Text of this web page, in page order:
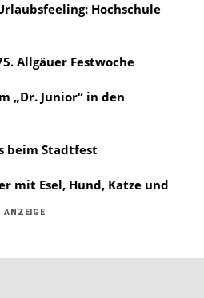
Hochschule
Allgäuer Festwoche
„Dr. Junior“ in den
beim Stadtfest
mit Esel, Hund, Katze und
ANZEIGE